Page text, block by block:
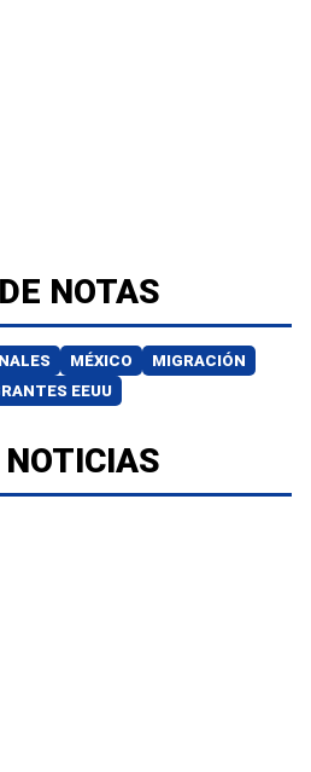
NOTAS
MÉXICO
MIGRACIÓN
EEUU